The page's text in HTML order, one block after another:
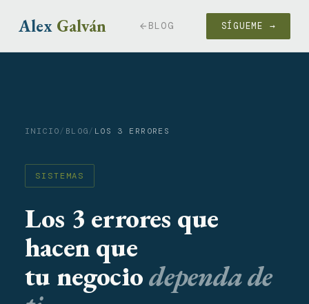
Alex Galván BLOG SÍGUEME →
INICIO/ BLOG/ LOS 3 ERRORES
SISTEMAS
Los 3 errores que
hacen que
tu negociodependa de